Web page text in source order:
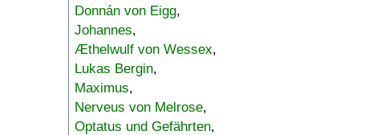
Donnán von Eigg,
Johannes,
Æthelwulf von Wessex,
Lukas Bergin,
Maximus,
Nerveus von Melrose,
Optatus und Gefährten,